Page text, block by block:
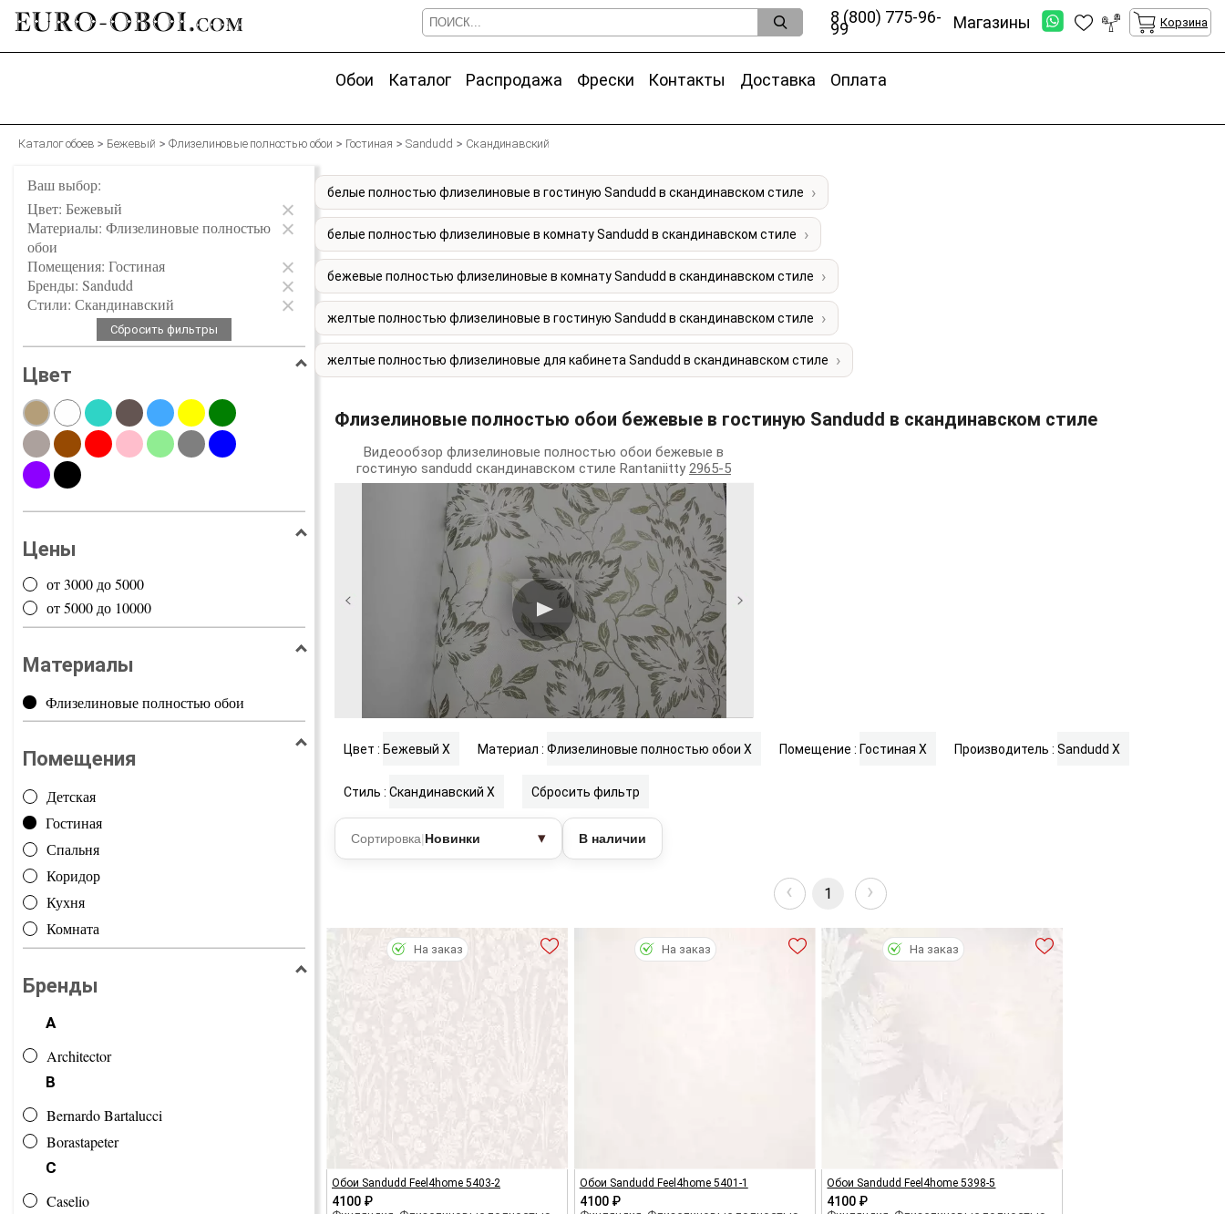
EURO-OBOI.com 8 (800) 775-96-
99 Магазины Корзина
Обои Каталог Распродажа Фрески Контакты Доставка Оплата
Каталог обоев Бежевый Флизелиновые полностью обои Гостиная Sandudd Скандинавский
Ваш выбор:
Цвет: Бежевый
Материалы: Флизелиновые полностью
обои
Помещения: Гостиная
Бренды: Sandudd
Стили: Скандинавский
Сбросить фильтры
Цвет
Цены
от 3000 до 5000
от 5000 до 10000
Материалы
Флизелиновые полностью обои
Помещения
Детская
Гостиная
Спальня
Коридор
Кухня
Комната
Бренды
A
Architector
B
Bernardo Bartalucci
Borastapeter
C
Caselio
белые полностью флизелиновые в гостиную Sandudd в скандинавском стиле
белые полностью флизелиновые в комнату Sandudd в скандинавском стиле
бежевые полностью флизелиновые в комнату Sandudd в скандинавском стиле
желтые полностью флизелиновые в гостиную Sandudd в скандинавском стиле
желтые полностью флизелиновые для кабинета Sandudd в скандинавском стиле
Флизелиновые полностью обои бежевые в гостиную Sandudd в скандинавском стиле
Видеообзор флизелиновые полностью обои бежевые в
гостиную sandudd скандинавском стиле Rantaniitty 2965-5
Цвет : Бежевый X Материал :Флизелиновые полностью обои X Помещение : Гостиная X Производитель :Sandudd X
Стиль :Скандинавский X Сбросить фильтр
Сортировка|Новинки ▾ В наличии
‹ 1 ›
Обои Sandudd Feel4home 5403-2
4100 ₽
На заказ
Обои Sandudd Feel4home 5401-1
4100 ₽
На заказ
Обои Sandudd Feel4home 5398-5
4100 ₽
На заказ